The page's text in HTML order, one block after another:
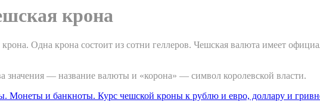
крона
Одна крона состоит из сотни геллеров. Чешская валюта имеет
значения — название валюты и «корона» — символ королевской власти.